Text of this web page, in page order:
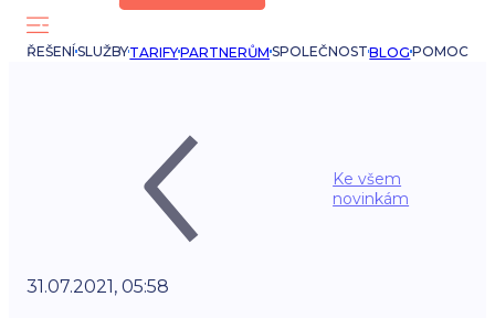
ŘEŠENÍSLUŽBYTARIFYPARTNERŮMSPOLEČNOSTBLOGPOMOC
Ke všem
novinkám
31.07.2021, 05:58